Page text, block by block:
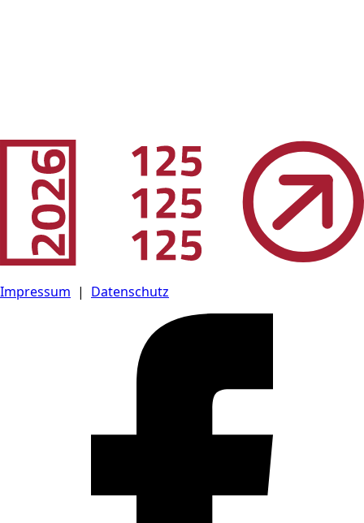
Impressum | Datenschutz